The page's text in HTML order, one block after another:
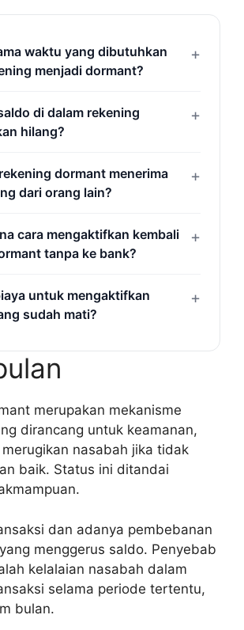
waktu yang dibutuhkan
menjadi dormant?
di dalam rekening
hilang?
dormant menerima
dari orang lain?
cara mengaktifkan kembali
tanpa ke bank?
untuk mengaktifkan
sudah mati?
merupakan mekanisme
dirancang untuk keamanan,
nasabah jika tidak
baik. Status ini ditandai
dan adanya pembebanan
menggerus saldo. Penyebab
kelalaian nasabah dalam
selama periode tertentu,
bulan.